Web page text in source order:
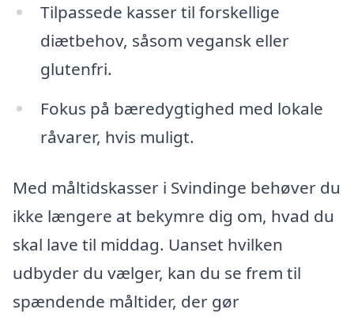
Tilpassede kasser til forskellige
diætbehov, såsom vegansk eller
glutenfri.
Fokus på bæredygtighed med lokale
råvarer, hvis muligt.
Med måltidskasser i Svindinge behøver du
ikke længere at bekymre dig om, hvad du
skal lave til middag. Uanset hvilken
udbyder du vælger, kan du se frem til
spændende måltider, der gør